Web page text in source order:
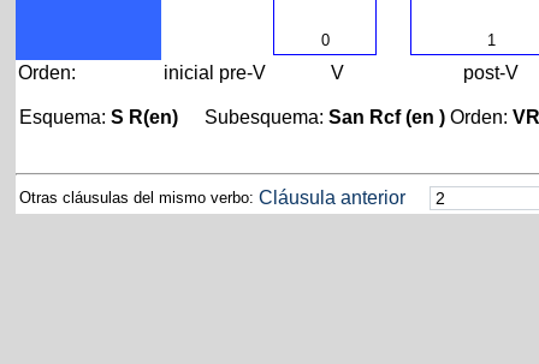
0 1
Orden: inicial pre-V V post-V
Esquema: S R(en) Subesquema:San Rcf (en ) Orden:VR
Otras cláusulas del mismo verbo: Cláusula anterior